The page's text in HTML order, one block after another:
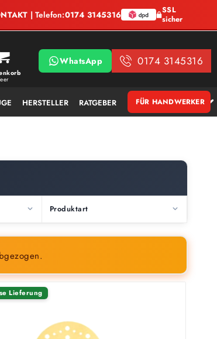
| Telefon:0174 3145316
SSL
sicher
WhatsApp 0174 3145316
HERSTELLER RATGEBER FÜR HANDWERKER
Produktart
Lieferung